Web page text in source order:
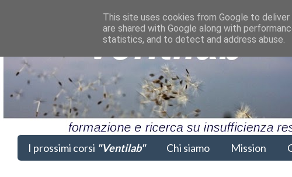
I prossimi corsi "Ventilab" Chi siamo Mission
This site uses cookies from Google to
are shared with Google along with
statistics, and to detect and address abuse.